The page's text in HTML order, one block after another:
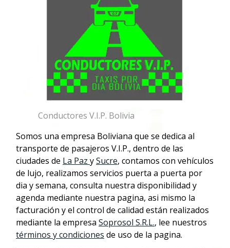
Conductores V.I.P. Bolivia
Somos una empresa Boliviana que se dedica al
transporte de pasajeros V.I.P., dentro de las
ciudades de La Paz ySucre, contamos con vehículos
de lujo, realizamos servicios puerta a puerta por
dia y semana, consulta nuestra disponibilidad y
agenda mediante nuestra pagina, asi mismo la
facturación y el control de calidad están realizados
mediante la empresa Soprosol S.R.L., lee nuestros
términos y condiciones de uso de la pagina.